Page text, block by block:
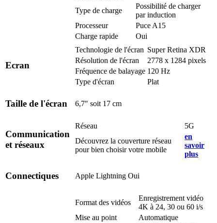
Type de charge
Possibilité de charger
par induction
Processeur
Puce A15
Charge rapide
Oui
Ecran
Technologie de l'écran Super Retina XDR
Résolution de l'écran
2778 x 1284 pixels
Fréquence de balayage 120 Hz
Type d'écran
Plat
Taille de l'écran 6,7" soit 17 cm
Communication
et réseaux
Réseau
5G
Découvrez la couverture réseau
pour bien choisir votre mobile
en
savoir
plus
Connectiques Apple Lightning Oui
Format des vidéos
Enregistrement vidéo
4K à 24, 30 ou 60 i/s
Mise au point
Automatique